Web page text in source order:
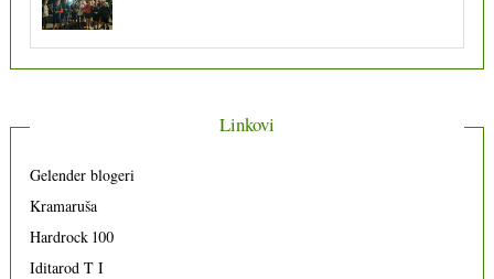
Linkovi
Gelender blogeri
Kramaruša
Hardrock 100
Iditarod T I